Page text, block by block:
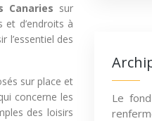
Canaries sur
d’endroits à
l’essentiel des
sur place et
concerne les
des loisirs
Le